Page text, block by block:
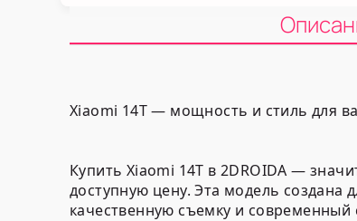
Xiaomi 14T — мощность и стиль для
Купить Xiaomi 14T в 2DROIDA —
доступную цену. Эта модель создана
качественную съемку и современный